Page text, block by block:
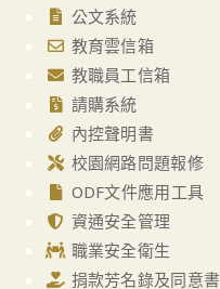
公文系統
教育雲信箱
教職員工信箱
請購系統
內控聲明書
校園網路問題報修
ODF文件應用工具
資通安全管理
職業安全衛生
捐款芳名錄及同意書